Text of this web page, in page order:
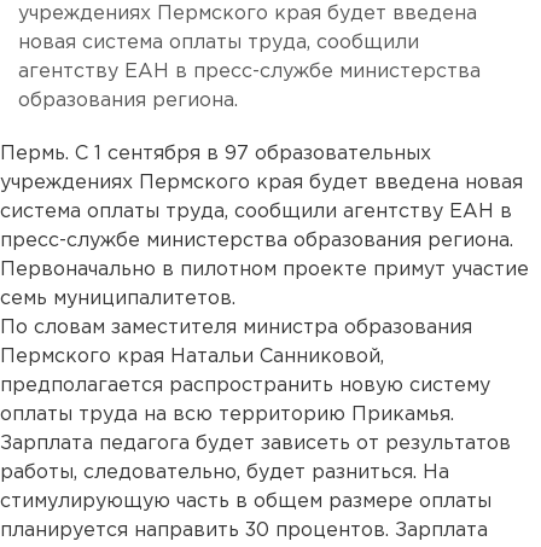
учреждениях Пермского края будет введена
новая система оплаты труда, сообщили
агентству ЕАН в пресс-службе министерства
образования региона.
Пермь. С 1 сентября в 97 образовательных
учреждениях Пермского края будет введена новая
система оплаты труда, сообщили агентству ЕАН в
пресс-службе министерства образования региона.
Первоначально в пилотном проекте примут участие
семь муниципалитетов.
По словам заместителя министра образования
Пермского края Натальи Санниковой,
предполагается распространить новую систему
оплаты труда на всю территорию Прикамья.
Зарплата педагога будет зависеть от результатов
работы, следовательно, будет разниться. На
стимулирующую часть в общем размере оплаты
планируется направить 30 процентов. Зарплата